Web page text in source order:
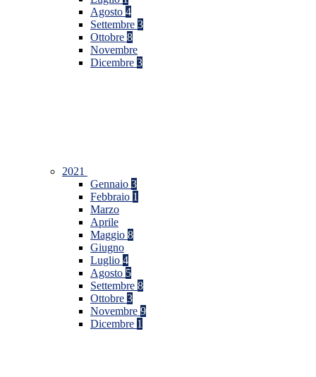
Agosto 4
Settembre 3
Ottobre 8
Novembre
Dicembre 3
2021
Gennaio 3
Febbraio 1
Marzo
Aprile
Maggio 8
Giugno
Luglio 4
Agosto 5
Settembre 8
Ottobre 3
Novembre 9
Dicembre 1